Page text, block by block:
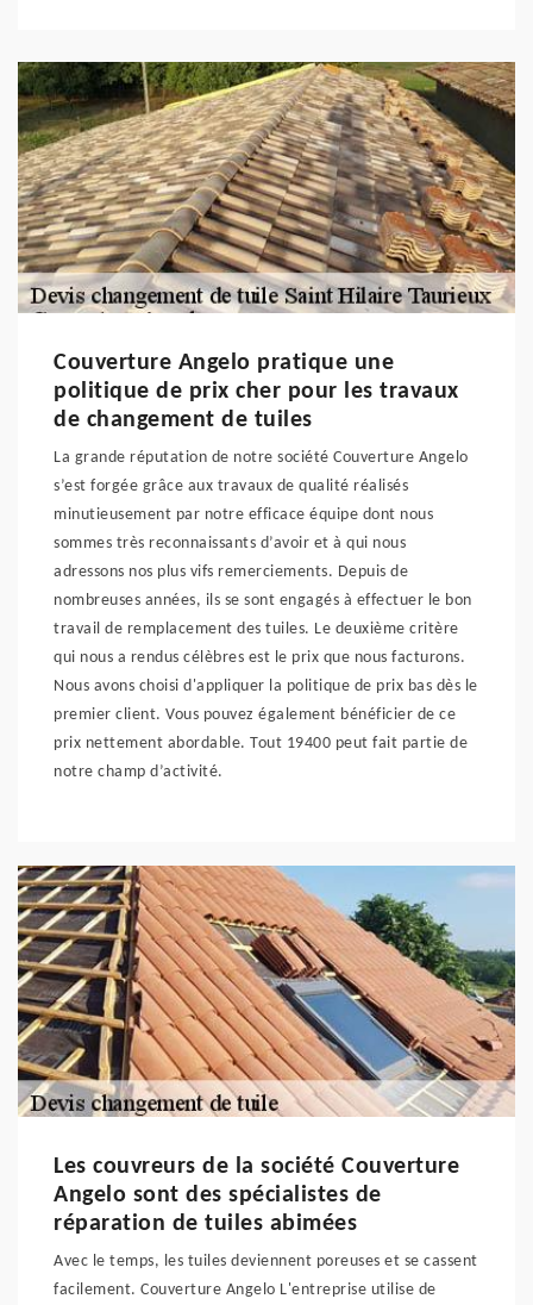
Couverture Angelo pratique une
politique de prix cher pour les travaux
de changement de tuiles
La grande réputation de notre société Couverture Angelo
s’est forgée grâce aux travaux de qualité réalisés
minutieusement par notre efficace équipe dont nous
sommes très reconnaissants d’avoir et à qui nous
adressons nos plus vifs remerciements. Depuis de
nombreuses années, ils se sont engagés à effectuer le bon
travail de remplacement des tuiles. Le deuxième critère
qui nous a rendus célèbres est le prix que nous facturons.
Nous avons choisi d'appliquer la politique de prix bas dès le
premier client. Vous pouvez également bénéficier de ce
prix nettement abordable. Tout 19400 peut fait partie de
notre champ d’activité.
Les couvreurs de la société Couverture
Angelo sont des spécialistes de
réparation de tuiles abimées
Avec le temps, les tuiles deviennent poreuses et se cassent
facilement. Couverture Angelo L'entreprise utilise de